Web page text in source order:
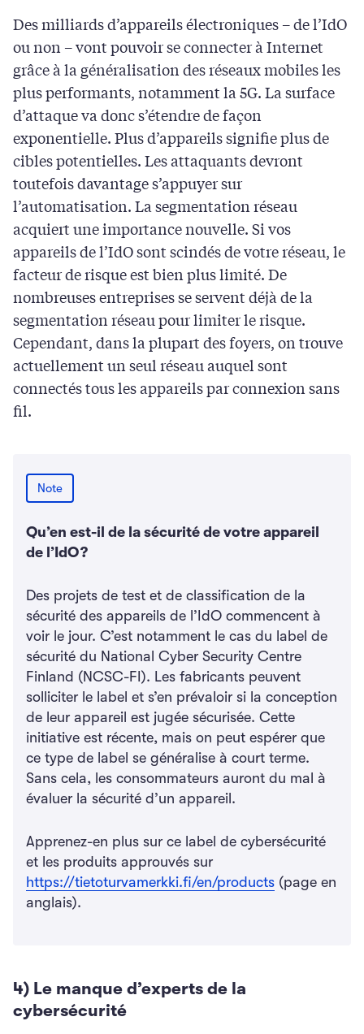
Des milliards d’appareils électroniques – de l’IdO
ou non – vont pouvoir se connecter à Internet
grâce à la généralisation des réseaux mobiles les
plus performants, notamment la 5G. La surface
d’attaque va donc s’étendre de façon
exponentielle. Plus d’appareils signifie plus de
cibles potentielles. Les attaquants devront
toutefois davantage s’appuyer sur
l’automatisation. La segmentation réseau
acquiert une importance nouvelle. Si vos
appareils de l’IdO sont scindés de votre réseau, le
facteur de risque est bien plus limité. De
nombreuses entreprises se servent déjà de la
segmentation réseau pour limiter le risque.
Cependant, dans la plupart des foyers, on trouve
actuellement un seul réseau auquel sont
connectés tous les appareils par connexion sans
fil.
Note
Qu’en est-il de la sécurité de votre appareil
de l’IdO ?
Des projets de test et de classification de la
sécurité des appareils de l’IdO commencent à
voir le jour. C’est notamment le cas du label de
sécurité du National Cyber Security Centre
Finland (NCSC-FI). Les fabricants peuvent
solliciter le label et s’en prévaloir si la conception
de leur appareil est jugée sécurisée. Cette
initiative est récente, mais on peut espérer que
ce type de label se généralise à court terme.
Sans cela, les consommateurs auront du mal à
évaluer la sécurité d’un appareil.
Apprenez-en plus sur ce label de cybersécurité
et les produits approuvés sur
https://tietoturvamerkki.fi/en/products (page en
anglais).
4) Le manque d’experts de la
cybersécurité